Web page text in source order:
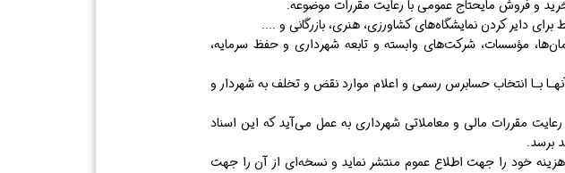
کلیه سازمان‌ها، مؤسسات، شرکت‌های وابسته و تابعه شهرداری و حفظ سرمایه،
بـا انتخاب حسابرس رسمی و اعلام موارد نقض و تخلف به شهردار و
مقررات مالی و معاملاتی شهرداری به عمل می‌آید که این اسناد
برسد.
و هزینه خود را جهت اطلاع عموم منتشر نماید و نسخه‌ای از آن را جهت